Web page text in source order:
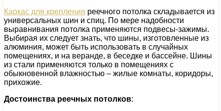
Каркас для крепления реечного потолка складывается из
универсальных шин и спиц. По мере надобности
выравнивания потолка применяются подвесы-зажимы.
Выбирая их следует знать, что шины, изготовленные из
алюминия, может быть использовать в случайных
помещениях, и на веранде, в беседке и бассейне. Шины
из стали применяются только в помещениях с
обыкновенной влажностью – жилые комнаты, коридоры,
прихожие.
Достоинства реечных потолков: